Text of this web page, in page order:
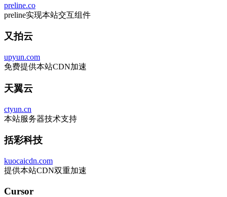
preline.co
preline实现本站交互组件
又拍云
upyun.com
免费提供本站CDN加速
天翼云
ctyun.cn
本站服务器技术支持
括彩科技
kuocaicdn.com
提供本站CDN双重加速
Cursor